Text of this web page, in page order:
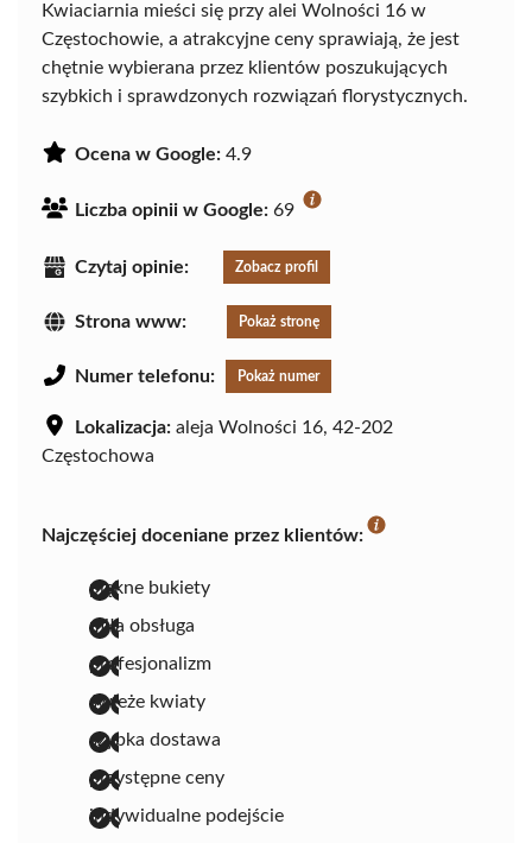
Kwiaciarnia mieści się przy alei Wolności 16 w
Częstochowie, a atrakcyjne ceny sprawiają, że jest
chętnie wybierana przez klientów poszukujących
szybkich i sprawdzonych rozwiązań florystycznych.
Ocena w Google: 4.9
Liczba opinii w Google: 69
Czytaj opinie: Zobacz profil
Strona www: Pokaż stronę
Numer telefonu: Pokaż numer
Lokalizacja: aleja Wolności 16, 42-202
Częstochowa
Najczęściej doceniane przez klientów:
piękne bukiety
miła obsługa
profesjonalizm
świeże kwiaty
szybka dostawa
przystępne ceny
indywidualne podejście